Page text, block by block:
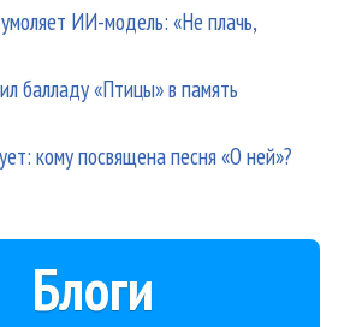
ИИ-модель: «Не плачь,
балладу «Птицы» в память
кому посвящена песня «О ней»?
Блоги